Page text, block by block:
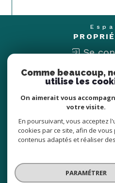
Se
© 2026 | TOUS DROITS RÉSERVÉS |
PLAN DU SITE
POLITIQUE RGPD
Comme beaucoup,
utilise les
On aimerait vous
votre visite.
En poursuivant, vous acceptez
cookies par ce site, afin de
contenus adaptés et réaliser
PARAMÉTRER